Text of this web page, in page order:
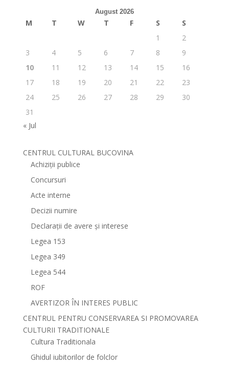
August 2026
M T W T F S
S
1
2
3
4 5 6 7 8
9
10
11 12 13 14 15
16
17
18 19 20 21 22
23
24
25 26 27 28 29
30
31
« Jul
CENTRUL CULTURAL BUCOVINA
Achiziții publice
Concursuri
Acte interne
Decizii numire
Declarații de avere și interese
Legea 153
Legea 349
Legea 544
ROF
AVERTIZOR ÎN INTERES PUBLIC
CENTRUL PENTRU CONSERVAREA SI PROMOVAREA
CULTURII TRADITIONALE
Cultura Traditionala
Ghidul iubitorilor de folclor